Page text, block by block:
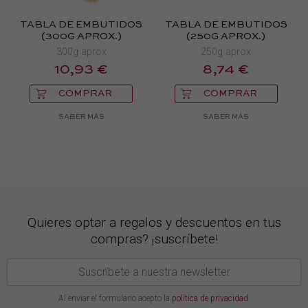
TABLA DE EMBUTIDOS
(300G APROX.)
300g aprox
10,93 €
COMPRAR
SABER MÁS
TABLA DE EMBUTIDOS
(250G APROX.)
250g aprox
8,74 €
COMPRAR
SABER MÁS
Quieres optar a regalos y descuentos en tus
compras? ¡suscríbete!
Al enviar el formulario acepto la política de privacidad.